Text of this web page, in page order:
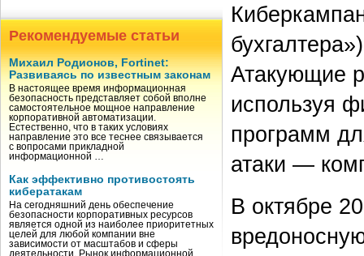
Рекомендуемые статьи
Михаил Родионов, Fortinet:
Развиваясь по известным законам
В настоящее время информационная
безопасность представляет собой вполне
самостоятельное мощное направление
корпоративной автоматизации.
Естественно, что в таких условиях
направление это все теснее связывается
с вопросами прикладной
информационной …
Как эффективно противостоять
кибератакам
На сегодняшний день обеспечение
безопасности корпоративных ресурсов
является одной из наиболее приоритетных
целей для любой компании вне
зависимости от масштабов и сферы
деятельности. Рынок информационной
Атакующие
используя
программ
атаки —
В октябре